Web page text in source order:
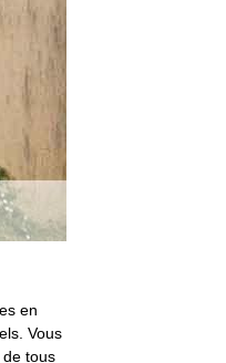
en
Vous
tous